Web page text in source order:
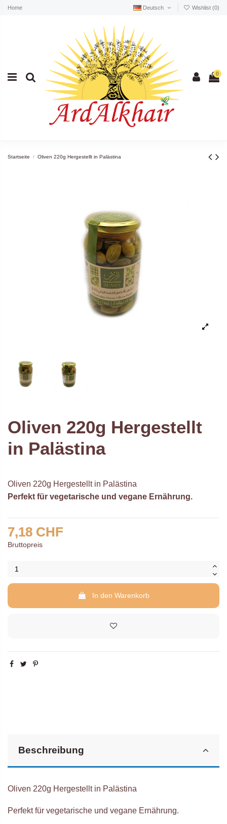
Home Deutsch Wishlist (0)
0
Startseite Oliven 220g Hergestellt in Palästina
Oliven 220g Hergestellt
in Palästina
Oliven 220g Hergestellt in Palästina
Perfekt für vegetarische und vegane Ernährung.
7,18 CHF
Bruttopreis
In den Warenkorb
Beschreibung
Oliven 220g Hergestellt in Palästina
Perfekt für vegetarische und vegane Ernährung.